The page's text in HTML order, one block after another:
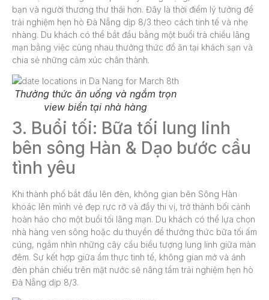
bạn và người thương thư thái hơn. Đây là thời điểm lý tưởng để
trải nghiệm hẹn hò Đà Nẵng dịp 8/3 theo cách tinh tế và nhẹ
nhàng. Du khách có thể bắt đầu bằng một buổi trà chiều lãng
mạn bằng việc cùng nhau thưởng thức đồ ăn tại khách sạn và
chia sẻ những cảm xúc chân thành.
Thưởng thức ăn uống và ngắm trọn
view biển tại nhà hàng
3. Buổi tối: Bữa tối lung linh
bên sông Hàn & Dạo bước cầu
tình yêu
Khi thành phố bắt đầu lên đèn, không gian bên Sông Hàn
khoác lên mình vẻ đẹp rực rỡ và đầy thi vị, trở thành bối cảnh
hoàn hảo cho một buổi tối lãng mạn. Du khách có thể lựa chọn
nhà hàng ven sông hoặc du thuyền để thưởng thức bữa tối ấm
cúng, ngắm nhìn những cây cầu biểu tượng lung linh giữa màn
đêm. Sự kết hợp giữa ẩm thực tinh tế, không gian mở và ánh
đèn phản chiếu trên mặt nước sẽ nâng tầm trải nghiệm hẹn hò
Đà Nẵng dịp 8/3.